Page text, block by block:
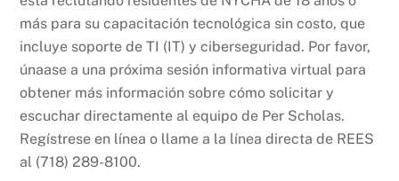
más para su capacitación tecnológica sin costo, que
incluye soporte de TI (IT) y ciberseguridad. Por favor,
únaase a una próxima sesión informativa virtual para
obtener más información sobre cómo solicitar y
escuchar directamente al equipo de Per Scholas.
Regístrese en línea o llame a la línea directa de REES
al (718) 289-8100.